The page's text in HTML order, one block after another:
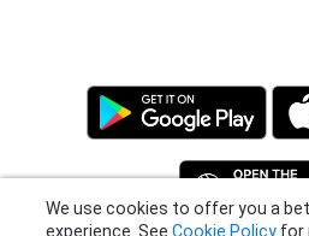
We use cookies to offer you a
experience. SeeCookie Policy for